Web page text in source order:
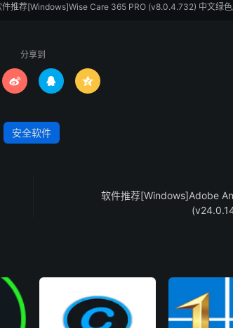
件推荐[Windows]Wise Care 365 PRO (v8.0.4.732) 中文绿
分享到
  
安全软件
软件推荐[Windows]Adobe